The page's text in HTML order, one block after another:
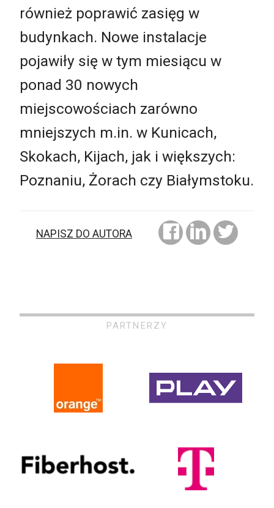
również poprawić zasięg w
budynkach. Nowe instalacje
pojawiły się w tym miesiącu w
ponad 30 nowych
miejscowościach zarówno
mniejszych m.in. w Kunicach,
Skokach, Kijach, jak i większych:
Poznaniu, Żorach czy Białymstoku.
NAPISZ DO AUTORA
PARTNERZY